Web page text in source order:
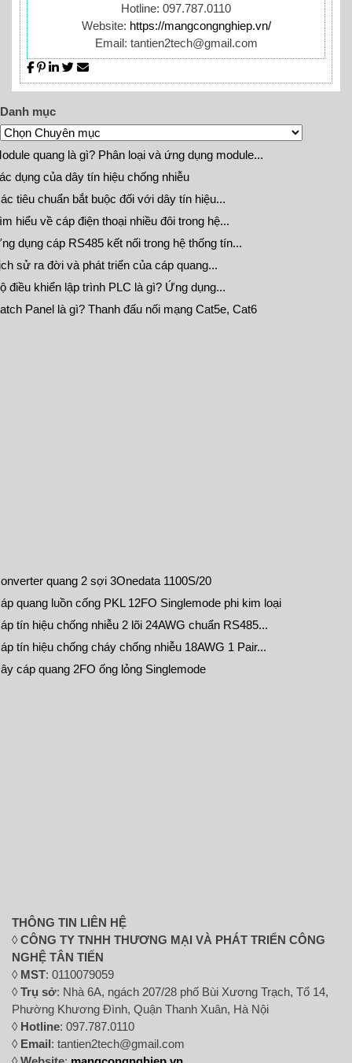
Hotline: 097.787.0110
Website: https://mangcongnghiep.vn/
Email: tantien2tech@gmail.com
Danh mục
quang là gì? Phân loại và ứng dụng module...
dụng của dây tín hiệu chống nhiễu
tiêu chuẩn bắt buộc đối với dây tín hiệu...
hiểu về cáp điện thoại nhiều đôi trong hệ...
dụng cáp RS485 kết nối trong hệ thống tín...
sử ra đời và phát triển của cáp quang...
điều khiển lập trình PLC là gì? Ứng dụng...
Panel là gì? Thanh đấu nối mạng Cat5e, Cat6
quang 2 sợi 3Onedata 1100S/20
quang luồn cống PKL 12FO Singlemode phi kim loại
tín hiệu chống nhiễu 2 lõi 24AWG chuẩn RS485...
tín hiệu chống cháy chống nhiễu 18AWG 1 Pair...
cáp quang 2FO ống lỏng Singlemode
THÔNG TIN LIÊN HỆ
◊CÔNG TY TNHH THƯƠNG MẠI VÀ PHÁT TRIỂN CÔNG
NGHỆ TÂN TIẾN
◊ MST: 0110079059
◊Trụ sở: Nhà 6A, ngách 207/28 phố Bùi Xương Trạch, Tổ 14,
Phường Khương Đình, Quận Thanh Xuân, Hà Nội
◊ Hotline: 097.787.0110
◊ Email: tantien2tech@gmail.com